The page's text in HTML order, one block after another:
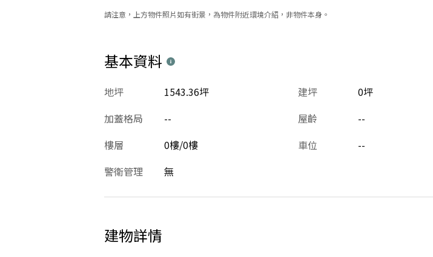
請注意，上方物件照片如有街景，為物件附近環境介紹，非物件本身。
基本資料
建坪 0坪
地坪 1543.36坪
加蓋格局
-- 屋齡 --
樓層
0樓/0樓 車位 --
警衛管理
無
建物詳情